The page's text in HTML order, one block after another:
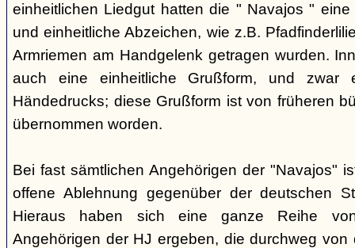
einheitlichen Liedgut hatten die " Navajos "
und einheitliche Abzeichen, wie z.B.
Armriemen am Handgelenk getragen wurden.
auch eine einheitliche Grußform, und zwar
Händedrucks; diese Grußform ist von früheren
übernommen worden.
Bei fast sämtlichen Angehörigen der "Navajos"
offene Ablehnung gegenüber der deutschen
Hieraus haben sich eine ganze Reihe
Angehörigen der HJ ergeben, die durchweg von